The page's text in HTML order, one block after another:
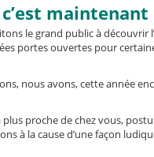
le grand public à découvrir
portes ouvertes pour
nous avons, cette année
proche de chez vous,
à la cause d’une façon